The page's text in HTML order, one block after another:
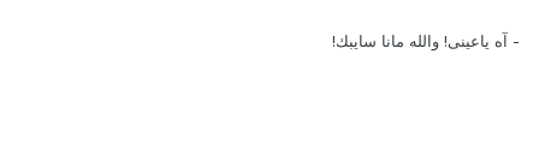
- آه ياعينى! والله مانا سايبك!